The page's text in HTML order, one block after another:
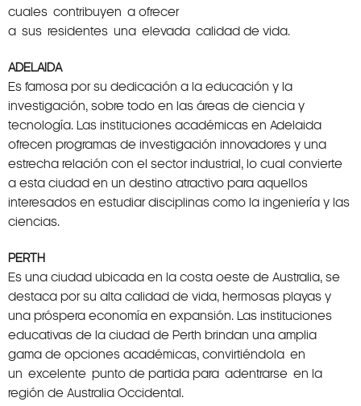
cuales contribuyen a ofrecer
a sus residentes una elevada calidad de vida.
ADELAIDA
Es famosa por su dedicación a la educación y la
investigación, sobre todo en las áreas de ciencia y
tecnología. Las instituciones académicas en Adelaida
ofrecen programas de investigación innovadores y una
estrecha relación con el sector industrial, lo cual convierte
a esta ciudad en un destino atractivo para aquellos
interesados en estudiar disciplinas como la ingeniería y las
ciencias.
PERTH
Es una ciudad ubicada en la costa oeste de Australia, se
destaca por su alta calidad de vida, hermosas playas y
una próspera economía en expansión. Las instituciones
educativas de la ciudad de Perth brindan una amplia
gama de opciones académicas, convirtiéndola en
un excelente punto de partida para adentrarse en la
región de Australia Occidental.